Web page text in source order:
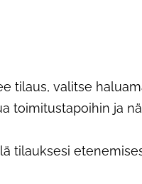
tilaus, valitse
toimitustapoihin ja
tilauksesi